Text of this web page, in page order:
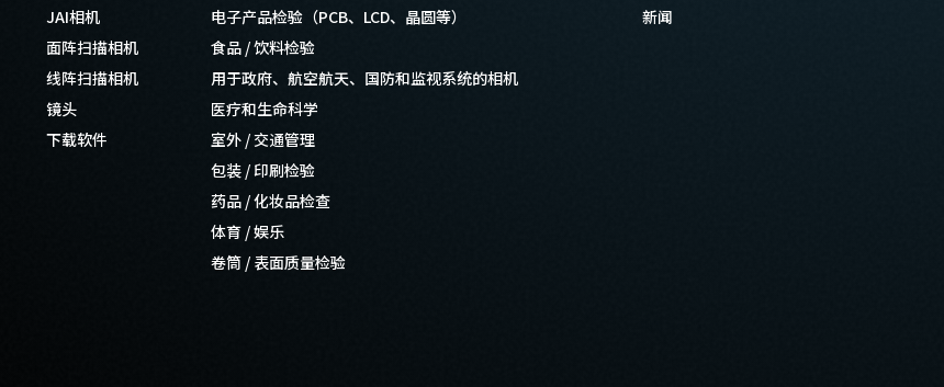
JAI相机
面阵扫描相机
线阵扫描相机
镜头
下载软件
电子产品检验（PCB、LCD、晶圆等）
食品 / 饮料检验
用于政府、航空航天、国防和监视系统的相机
医疗和生命科学
室外 / 交通管理
包装 / 印刷检验
药品 / 化妆品检查
体育 / 娱乐
卷筒 / 表面质量检验
新闻